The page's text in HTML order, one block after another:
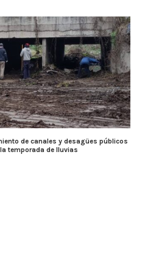
de canales y desagües públicos
temporada de lluvias